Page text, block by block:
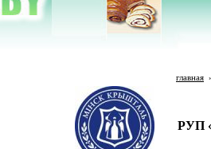
главная
РУП